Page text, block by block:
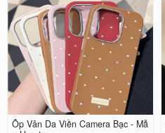
Ốp Vân Da Viền Camera Bạc - Mẫ